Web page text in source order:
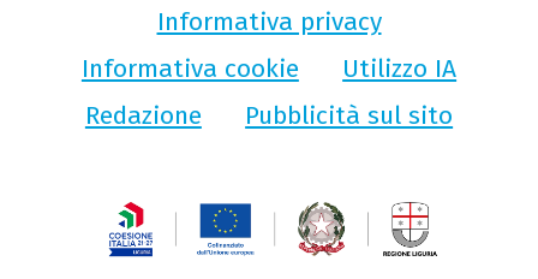
Informativa privacy
Informativa cookie
Utilizzo IA
Redazione
Pubblicità sul sito